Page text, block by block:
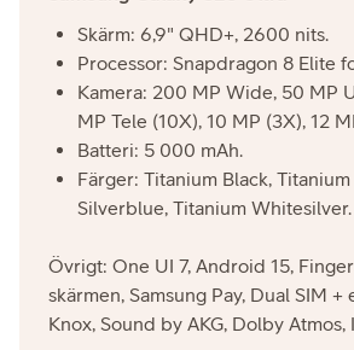
Skärm: 6,9" QHD+, 2600 nits.
Processor: Snapdragon 8 Elite
Kamera: 200 MP Wide, 50 MP
MP Tele (10X), 10 MP (3X), 12
Batteri: 5 000 mAh.
Färger: Titanium Black, Titanium
Silverblue, Titanium Whitesilver.
Övrigt: One UI 7, Android 15,
skärmen, Samsung Pay, Dual SIM +
Knox, Sound by AKG, Dolby Atmos,